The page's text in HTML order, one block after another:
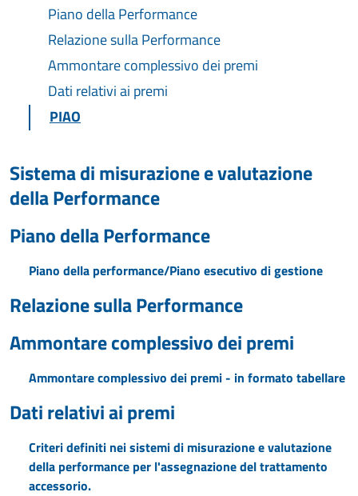
Piano della Performance
Relazione sulla Performance
Ammontare complessivo dei premi
Dati relativi ai premi
PIAO
Sistema di misurazione e valutazione
della Performance
Piano della Performance
Piano della performance/Piano esecutivo di gestione
Relazione sulla Performance
Ammontare complessivo dei premi
Ammontare complessivo dei premi - in formato tabellare
Dati relativi ai premi
Criteri definiti nei sistemi di misurazione e valutazione
della performance per l'assegnazione del trattamento
accessorio.